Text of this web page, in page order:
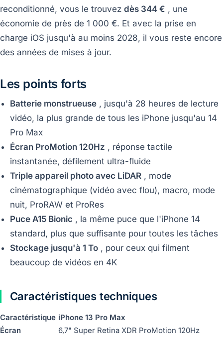
reconditionné, vous le trouvez dès 344 € , une
économie de près de 1 000 €. Et avec la prise en
charge iOS jusqu'à au moins 2028, il vous reste encore
des années de mises à jour.
Les points forts
Batterie monstrueuse , jusqu'à 28 heures de lecture
vidéo, la plus grande de tous les iPhone jusqu'au 14
Pro Max
Écran ProMotion 120Hz , réponse tactile
instantanée, défilement ultra-fluide
Triple appareil photo avec LiDAR , mode
cinématographique (vidéo avec flou), macro, mode
nuit, ProRAW et ProRes
Puce A15 Bionic , la même puce que l'iPhone 14
standard, plus que suffisante pour toutes les tâches
Stockage jusqu'à 1 To , pour ceux qui filment
beaucoup de vidéos en 4K
Caractéristiques techniques
Caractéristique iPhone 13 Pro Max
Écran
6,7" Super Retina XDR ProMotion 120Hz